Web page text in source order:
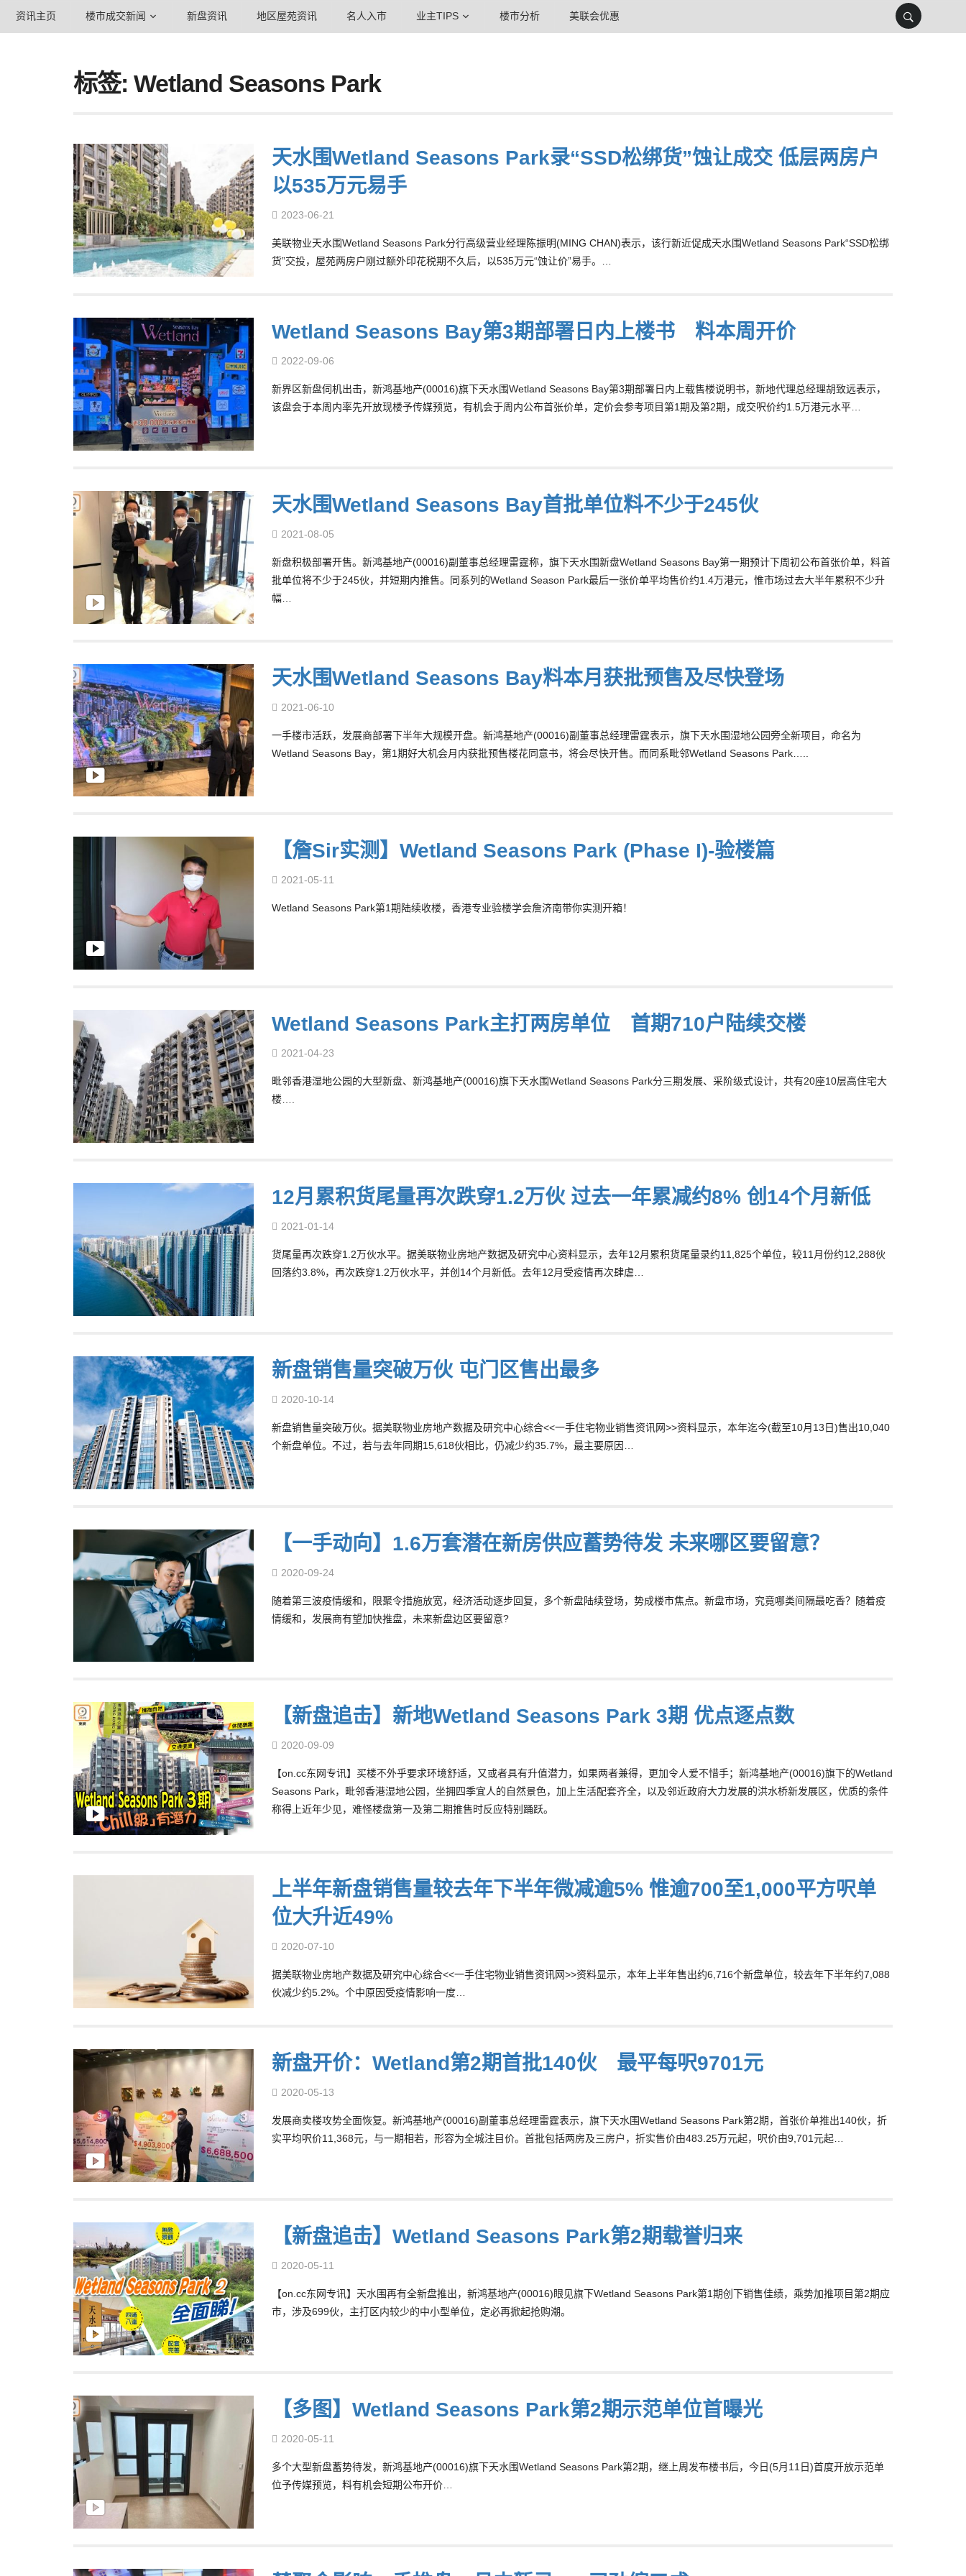
资讯主页 楼市成交新闻 新盘资讯 地区屋苑资讯 名人入市 业主TIPS 楼市分析 美联会优惠
标签: Wetland Seasons Park
天水围Wetland Seasons Park录“SSD松绑货”蚀让成交 低层两房户
以535万元易手
2023-06-21
美联物业天水围Wetland Seasons Park分行高级营业经理陈振明(MING CHAN)表示，该行新近促成天水围Wetland Seasons Park“SSD松绑
货”交投，屋苑两房户刚过额外印花税期不久后，以535万元“蚀让价”易手。…
Wetland Seasons Bay第3期部署日内上楼书 料本周开价
2022-09-06
新界区新盘伺机出击，新鸿基地产(00016)旗下天水围Wetland Seasons Bay第3期部署日内上载售楼说明书，新地代理总经理胡致远表示，
该盘会于本周内率先开放现楼予传媒预览，有机会于周内公布首张价单，定价会参考项目第1期及第2期，成交呎价约1.5万港元水平…
天水围Wetland Seasons Bay首批单位料不少于245伙
2021-08-05
新盘积极部署开售。新鸿基地产(00016)副董事总经理雷霆称，旗下天水围新盘Wetland Seasons Bay第一期预计下周初公布首张价单，料首
批单位将不少于245伙，并短期内推售。同系列的Wetland Season Park最后一张价单平均售价约1.4万港元，惟市场过去大半年累积不少升
幅…
天水围Wetland Seasons Bay料本月获批预售及尽快登场
2021-06-10
一手楼市活跃，发展商部署下半年大规模开盘。新鸿基地产(00016)副董事总经理雷霆表示，旗下天水围湿地公园旁全新项目，命名为
Wetland Seasons Bay，第1期好大机会月内获批预售楼花同意书，将会尽快开售。而同系毗邻Wetland Seasons Park…..
【詹Sir实测】Wetland Seasons Park (Phase I)-验楼篇
2021-05-11
Wetland Seasons Park第1期陆续收楼，香港专业验楼学会詹济南带你实测开箱！
Wetland Seasons Park主打两房单位 首期710户陆续交楼
2021-04-23
毗邻香港湿地公园的大型新盘、新鸿基地产(00016)旗下天水围Wetland Seasons Park分三期发展、采阶级式设计，共有20座10层高住宅大
楼….
12月累积货尾量再次跌穿1.2万伙 过去一年累减约8% 创14个月新低
2021-01-14
货尾量再次跌穿1.2万伙水平。据美联物业房地产数据及研究中心资料显示，去年12月累积货尾量录约11,825个单位，较11月份约12,288伙
回落约3.8%，再次跌穿1.2万伙水平，并创14个月新低。去年12月受疫情再次肆虐…
新盘销售量突破万伙 屯门区售出最多
2020-10-14
新盘销售量突破万伙。据美联物业房地产数据及研究中心综合<<一手住宅物业销售资讯网>>资料显示，本年迄今(截至10月13日)售出10,040
个新盘单位。不过，若与去年同期15,618伙相比，仍减少约35.7%，最主要原因…
【一手动向】1.6万套潜在新房供应蓄势待发 未来哪区要留意？
2020-09-24
随着第三波疫情缓和，限聚令措施放宽，经济活动逐步回复，多个新盘陆续登场，势成楼市焦点。新盘市场，究竟哪类间隔最吃香？随着疫
情缓和，发展商有望加快推盘，未来新盘边区要留意?
【新盘追击】新地Wetland Seasons Park 3期 优点逐点数
2020-09-09
【on.cc东网专讯】买楼不外乎要求环境舒适，又或者具有升值潜力，如果两者兼得，更加令人爱不惜手；新鸿基地产(00016)旗下的Wetland
Seasons Park，毗邻香港湿地公园，坐拥四季宜人的自然景色，加上生活配套齐全，以及邻近政府大力发展的洪水桥新发展区，优质的条件
称得上近年少见，难怪楼盘第一及第二期推售时反应特别踊跃。
上半年新盘销售量较去年下半年微减逾5% 惟逾700至1,000平方呎单
位大升近49%
2020-07-10
据美联物业房地产数据及研究中心综合<<一手住宅物业销售资讯网>>资料显示，本年上半年售出约6,716个新盘单位，较去年下半年约7,088
伙减少约5.2%。个中原因受疫情影响一度…
新盘开价：Wetland第2期首批140伙 最平每呎9701元
2020-05-13
发展商卖楼攻势全面恢复。新鸿基地产(00016)副董事总经理雷霆表示，旗下天水围Wetland Seasons Park第2期，首张价单推出140伙，折
实平均呎价11,368元，与一期相若，形容为全城注目价。首批包括两房及三房户，折实售价由483.25万元起，呎价由9,701元起…
【新盘追击】Wetland Seasons Park第2期载誉归来
2020-05-11
【on.cc东网专讯】天水围再有全新盘推出，新鸿基地产(00016)眼见旗下Wetland Seasons Park第1期创下销售佳绩，乘势加推项目第2期应
市，涉及699伙，主打区内较少的中小型单位，定必再掀起抢购潮。
【多图】Wetland Seasons Park第2期示范单位首曝光
2020-05-11
多个大型新盘蓄势待发，新鸿基地产(00016)旗下天水围Wetland Seasons Park第2期，继上周发布楼书后，今日(5月11日)首度开放示范单
位予传媒预览，料有机会短期公布开价…